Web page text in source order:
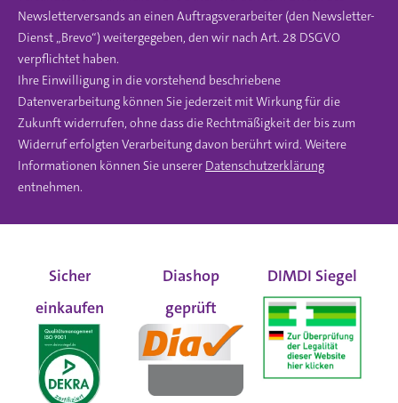
Newsletterversands an einen Auftragsverarbeiter (den Newsletter-
Dienst „Brevo“) weitergegeben, den wir nach Art. 28 DSGVO
verpflichtet haben.
Ihre Einwilligung in die vorstehend beschriebene
Datenverarbeitung können Sie jederzeit mit Wirkung für die
Zukunft widerrufen, ohne dass die Rechtmäßigkeit der bis zum
Widerruf erfolgten Verarbeitung davon berührt wird. Weitere
Informationen können Sie unserer Datenschutzerklärung
entnehmen.
Sicher
einkaufen
Diashop
geprüft
DIMDI Siegel